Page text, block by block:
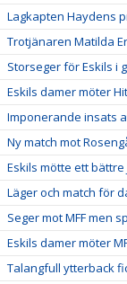
Lagkapten Haydens
Trotjänaren Matilda
Storseger för Eskils i
Eskils damer möter
Imponerande insats
Ny match mot
Eskils mötte ett bättre
Läger och match för
Seger mot MFF men
Eskils damer möter
Talangfull ytterback